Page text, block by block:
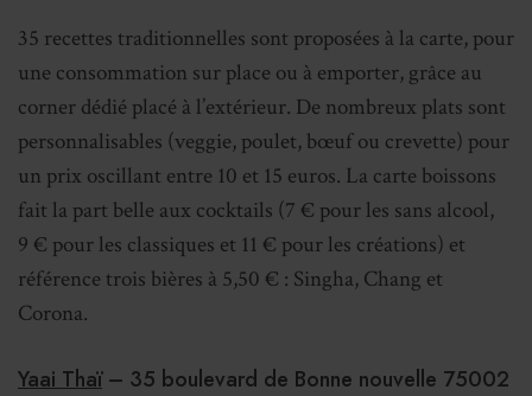
35 recettes traditionnelles sont proposées à la carte, pour
une consommation sur place ou à emporter, grâce au
corner dédié placé à l’extérieur. De nombreux plats sont
personnalisables (veggie, poulet, bœuf ou crevette) pour
un prix oscillant entre 10 et 15 euros. La carte boissons
fait la part belle aux cocktails (7 € pour les sans alcool,
9 € pour les classiques et 11 € pour les créations) et
référence trois bières à 5,50 € : Singha, Chang et
Corona.
Yaai Thaï– 35 boulevard de Bonne nouvelle 75002